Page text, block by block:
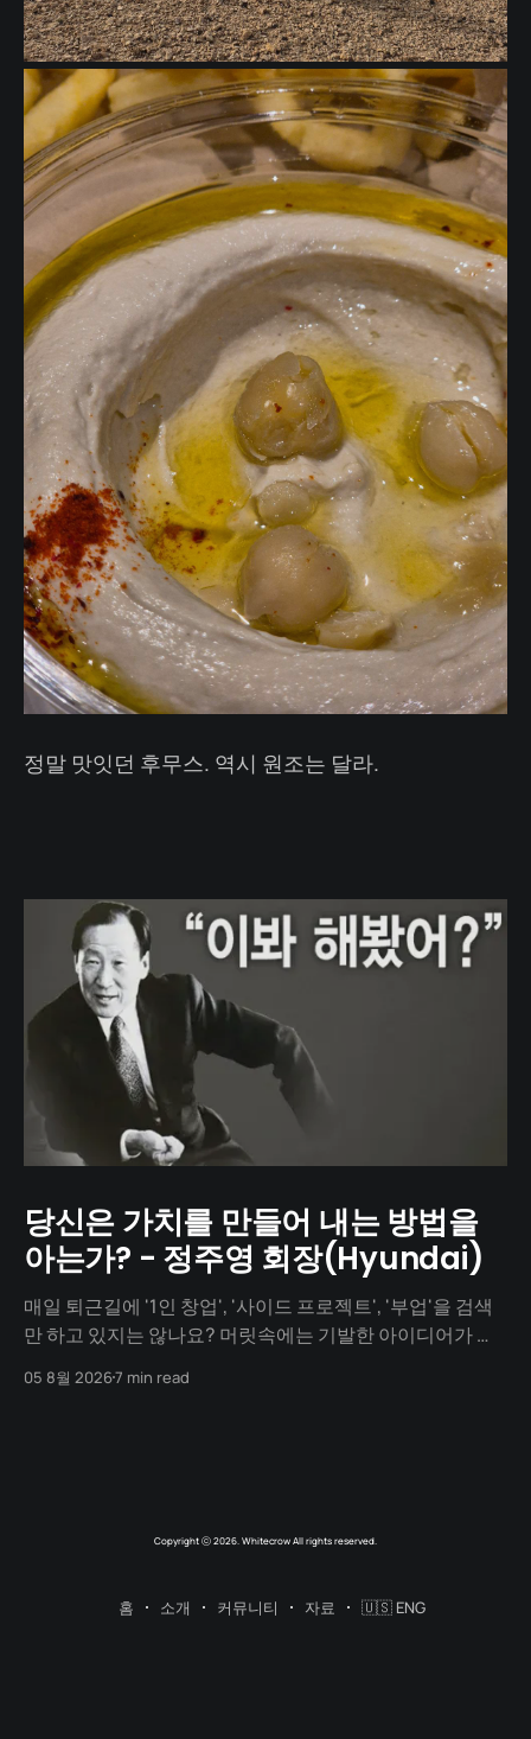
정말 맛잇던 후무스. 역시 원조는 달라.
당신은 가치를 만들어 내는 방법을
아는가? - 정주영 회장(Hyundai)
매일 퇴근길에 '1인 창업', '사이드 프로젝트', '부업'을 검색
만 하고 있지는 않나요? 머릿속에는 기발한 아이디어가 넘
없지 않나요? "아직 기획이 덜 돼서", "개발을 할 줄 몰라서",
05 8월 20267 min read
Copyright ⓒ 2026. Whitecrow All rights reserved.
홈 소개 커뮤니티 자료 🇺🇸 ENG